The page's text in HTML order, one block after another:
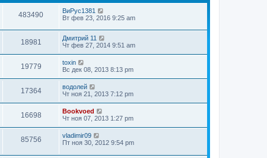
483490
ВиРус1381
Вт фев 23, 2016 9:25 am
18981
Дмитрий 11
Чт фев 27, 2014 9:51 am
19779
toxin
Вс дек 08, 2013 8:13 pm
17364
водолей
Чт ноя 21, 2013 7:12 pm
16698
Bookvoed
Чт ноя 07, 2013 1:27 pm
85756
vladimir09
Пт ноя 30, 2012 9:54 pm